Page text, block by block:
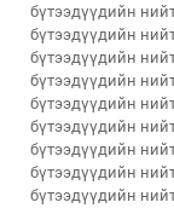
бүтээдүүдийн
бүтээдүүдийн
бүтээдүүдийн
бүтээдүүдийн
бүтээдүүдийн
бүтээдүүдийн
бүтээдүүдийн
бүтээдүүдийн
бүтээдүүдийн